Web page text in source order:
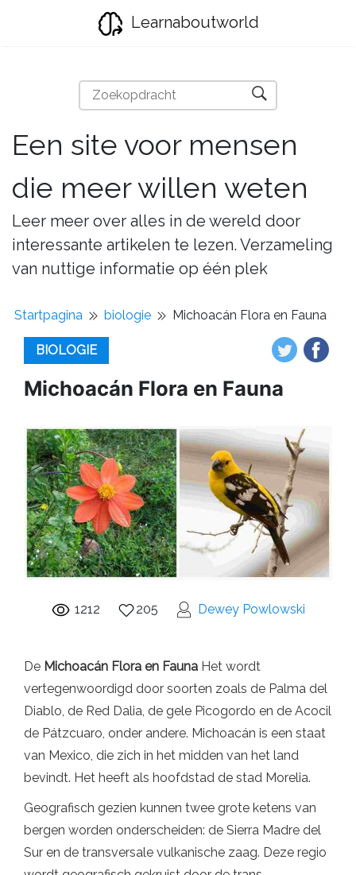
Learnaboutworld
Een site voor mensen
die meer willen weten
Leer meer over alles in de wereld door
interessante artikelen te lezen. Verzameling
van nuttige informatie op één plek
Startpagina biologie Michoacán Flora en Fauna
BIOLOGIE
Michoacán Flora en Fauna
1212 205 Dewey Powlowski
De Michoacán Flora en Fauna Het wordt
vertegenwoordigd door soorten zoals de Palma del
Diablo, de Red Dalia, de gele Picogordo en de Acocil
de Pátzcuaro, onder andere. Michoacán is een staat
van Mexico, die zich in het midden van het land
bevindt. Het heeft als hoofdstad de stad Morelia.
Geografisch gezien kunnen twee grote ketens van
bergen worden onderscheiden: de Sierra Madre del
Sur en de transversale vulkanische zaag. Deze regio